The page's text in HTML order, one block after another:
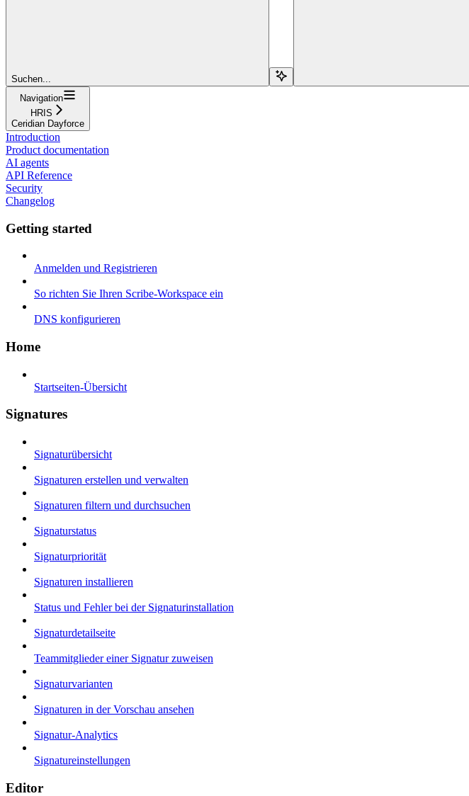
Suchen...
Navigation
HRIS
Ceridian Dayforce
Introduction
Product documentation
AI agents
API Reference
Security
Changelog
Getting started
Anmelden und Registrieren
So richten Sie Ihren Scribe-Workspace ein
DNS konfigurieren
Home
Startseiten-Übersicht
Signatures
Signaturübersicht
Signaturen erstellen und verwalten
Signaturen filtern und durchsuchen
Signaturstatus
Signaturpriorität
Signaturen installieren
Status und Fehler bei der Signaturinstallation
Signaturdetailseite
Teammitglieder einer Signatur zuweisen
Signaturvarianten
Signaturen in der Vorschau ansehen
Signatur-Analytics
Signatureinstellungen
Editor